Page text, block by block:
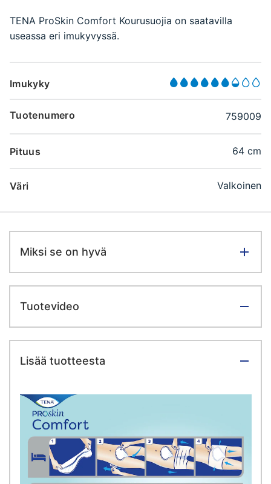
TENA ProSkin Comfort Kourusuojia on saatavilla
useassa eri imukyvyssä.
Imukyky
Tuotenumero 759009
Pituus 64 cm
Väri Valkoinen
Miksi se on hyvä
Tuotevideo
Lisää tuotteesta